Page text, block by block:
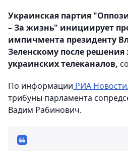
Украинская партия
– За жизнь" инициирует
импичмента президенту
Зеленскому после решения
украинских телеканалов,
По информации РИА Новости
трибуны парламента
Вадим Рабинович.